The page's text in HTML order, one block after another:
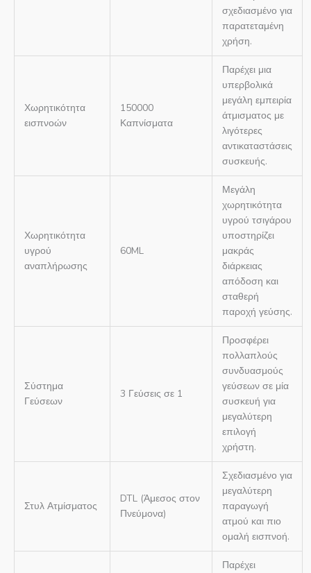
σχεδιασμένο για
παρατεταμένη
χρήση.
Χωρητικότητα
εισπνοών
150000
Καπνίσματα
Παρέχει μια
υπερβολικά
μεγάλη εμπειρία
άτμισματος με
λιγότερες
αντικαταστάσεις
συσκευής.
Χωρητικότητα
υγρού
αναπλήρωσης
60ML
Μεγάλη
χωρητικότητα
υγρού τσιγάρου
υποστηρίζει
μακράς
διάρκειας
απόδοση και
σταθερή
παροχή γεύσης.
Σύστημα
Γεύσεων
3 Γεύσεις σε 1
Προσφέρει
πολλαπλούς
συνδυασμούς
γεύσεων σε μία
συσκευή για
μεγαλύτερη
επιλογή
χρήστη.
Στυλ Ατμίσματος
DTL (Άμεσος στον
Πνεύμονα)
Σχεδιασμένο για
μεγαλύτερη
παραγωγή
ατμού και πιο
ομαλή εισπνοή.
Παρέχει